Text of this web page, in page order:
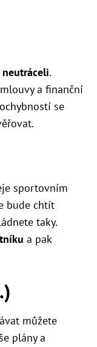
.
a finanční
se
sportovním
bude chtít
taky.
a pak
můžete
plány a